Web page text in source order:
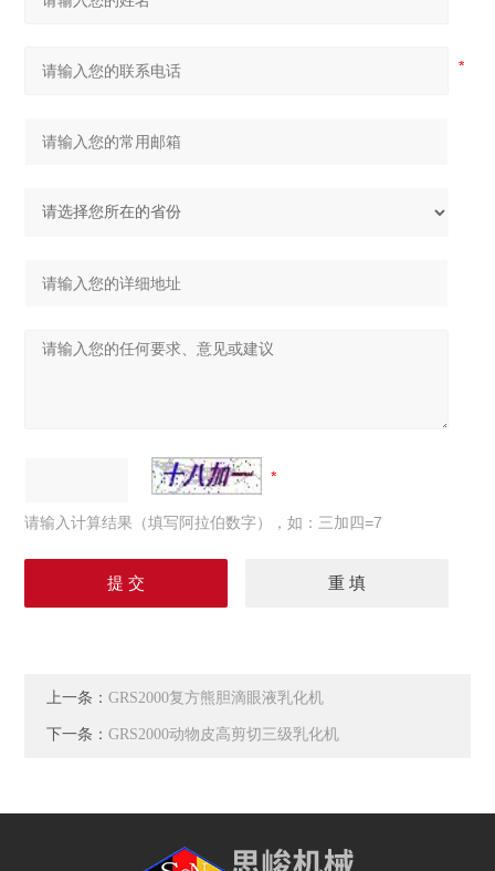
请输入计算结果（填写阿拉伯数字），如：三加四=7
上一条：GRS2000复方熊胆滴眼液乳化机
下一条：GRS2000动物皮高剪切三级乳化机